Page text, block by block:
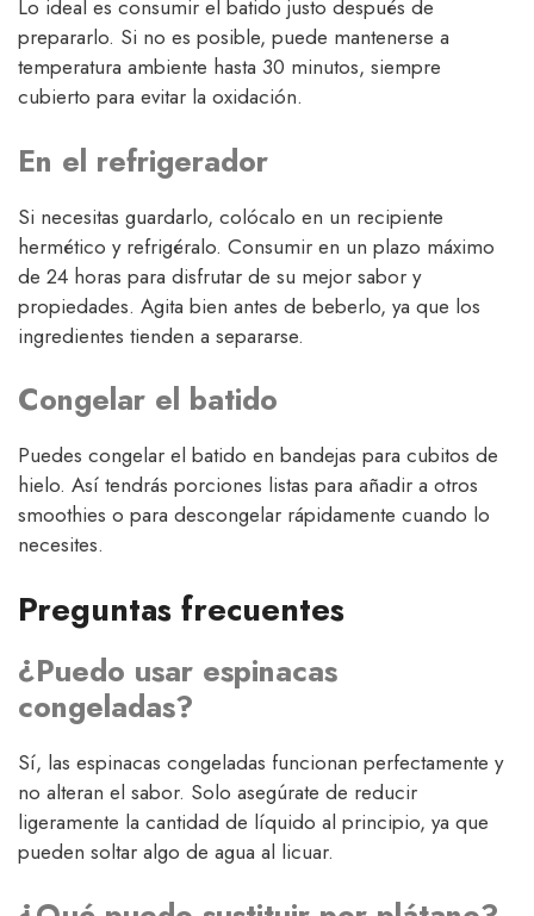
Lo ideal es consumir el batido justo después de
prepararlo. Si no es posible, puede mantenerse a
temperatura ambiente hasta 30 minutos, siempre
cubierto para evitar la oxidación.
En el refrigerador
Si necesitas guardarlo, colócalo en un recipiente
hermético y refrigéralo. Consumir en un plazo máximo
de 24 horas para disfrutar de su mejor sabor y
propiedades. Agita bien antes de beberlo, ya que los
ingredientes tienden a separarse.
Congelar el batido
Puedes congelar el batido en bandejas para cubitos de
hielo. Así tendrás porciones listas para añadir a otros
smoothies o para descongelar rápidamente cuando lo
necesites.
Preguntas frecuentes
¿Puedo usar espinacas
congeladas?
Sí, las espinacas congeladas funcionan perfectamente y
no alteran el sabor. Solo asegúrate de reducir
ligeramente la cantidad de líquido al principio, ya que
pueden soltar algo de agua al licuar.